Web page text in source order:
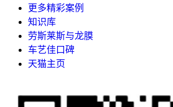
更多精彩案例
知识库
劳斯莱斯与龙膜
车艺佳口碑
天猫主页